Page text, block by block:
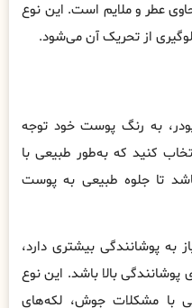
عطر و ملایم است. این نوع
از تحریک آن می‌شود.
به رنگ پوست خود توجه
کنید که به‌طور طبیعی با
تا جلوه طبیعی به پوست
به پوشانندگی بیشتری دارد،
پوشانندگی بالا باشد. این نوع
با مشکلات جوش، لکه‌های